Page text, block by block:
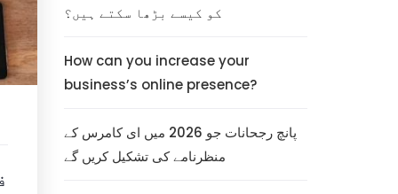
کو کیسے بڑھا سکتے ہیں؟
How can you increase your
business’s online presence?
پانچ رجحانات جو 2026 میں ای کامرس کے
منظرنامے کی تشکیل کریں گے